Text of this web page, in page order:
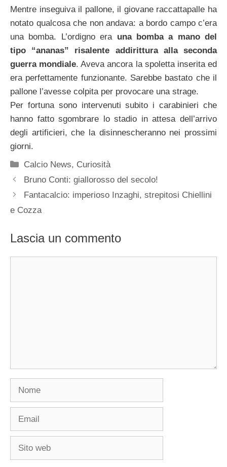
Mentre inseguiva il pallone, il giovane raccattapalle ha
notato qualcosa che non andava: a bordo campo c’era
una bomba. L’ordigno erauna bomba a mano del
tipo “ananas” risalente addirittura alla seconda
guerra mondiale. Aveva ancora la spoletta inserita ed
era perfettamente funzionante. Sarebbe bastato che il
pallone l’avesse colpita per provocare una strage.
Per fortuna sono intervenuti subito i carabinieri che
hanno fatto sgombrare lo stadio in attesa dell’arrivo
degli artificieri, che la disinnescheranno nei prossimi
giorni.
Categorie
Calcio News, Curiosità
Bruno Conti: giallorosso del secolo!
Fantacalcio: imperioso Inzaghi, strepitosi Chiellini
e Cozza
Lascia un commento